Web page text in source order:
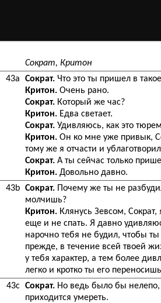
43a
43b
43c
Сократ, Критон
Сократ. Что это ты пришел в
Критон. Очень рано.
Сократ. Который же час?
Критон. Едва светает.
Сократ. Удивляюсь, как это
Критон. Он ко мне уже привык,
тому же я отчасти и
Сократ. А ты сейчас только
Критон. Довольно давно.
Сократ. Почему же ты не
молчишь?
Критон. Клянусь Зевсом,
еще и не спать. Я давно
нарочно тебя не будил, чтобы
прежде, в течение всей твоей
у тебя характер, а тем более
легко и кротко ты его
Сократ. Но ведь было бы нелепо,
приходится умереть.